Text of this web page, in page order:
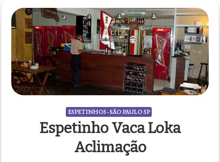
ESPETINHOS - SÃO PAULO SP
Espetinho Vaca Loka
Aclimação